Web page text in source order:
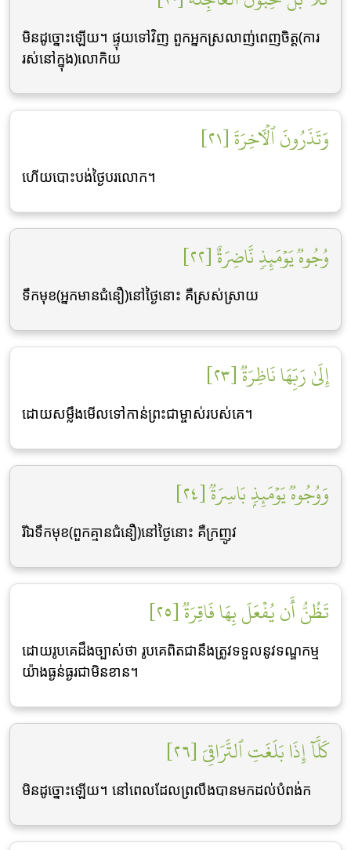
មិនដូច្នោះឡើយ។ ផ្ទុយទៅវិញ ពួកអ្នកស្រលាញ់ពេញចិត្ដ(ការ
រស់នៅក្នុង)លោកិយ
وَتَذَرُونَ ٱلۡأٓخِرَةَ [٢١]
ហើយបោះបង់ថ្ងៃបរលោក។
وُجُوهٞ يَوۡمَئِذٖ نَّاضِرَةٌ [٢٢]
ទឹកមុខ(អ្នកមានជំនឿ)នៅថ្ងៃនោះ គឺស្រស់ស្រាយ
إِلَىٰ رَبِّهَا نَاظِرَةٞ [٢٣]
ដោយសម្លឹងមើលទៅកាន់ព្រះជាម្ចាស់របស់គេ។
وَوُجُوهٞ يَوۡمَئِذِۭ بَاسِرَةٞ [٢٤]
រីឯទឹកមុខ(ពួកគ្មានជំនឿ)នៅថ្ងៃនោះ គឺក្រញូវ
تَظُنُّ أَن يُفۡعَلَ بِهَا فَاقِرَةٞ [٢٥]
ដោយរូបគេដឹងច្បាស់ថា រូបគេពិតជានឹងត្រូវទទួលនូវទណ្ឌកម្ម
យ៉ាងធ្ងន់ធ្ងរជាមិនខាន។
كَلَّآ إِذَا بَلَغَتِ ٱلتَّرَاقِيَ [٢٦]
មិនដូច្នោះឡើយ។ នៅពេលដែលព្រលឹងបានមកដល់បំពង់ក